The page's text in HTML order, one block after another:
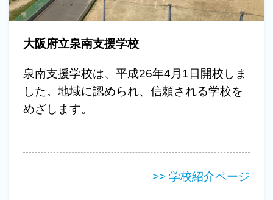
大阪府立泉南支援学校
泉南支援学校は、平成26年4月1日開校しま
した。地域に認められ、信頼される学校を
めざします。
>> 学校紹介ページ